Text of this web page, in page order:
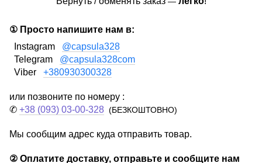
① Просто напишите нам в:
Instagram @capsula328
Telegram @capsula328com
Viber +380930300328
или позвоните по номеру :
✆ +38 (093) 03-00-328 (БЕЗКОШТОВНО)
Мы сообщим адрес куда отправить товар.
② Оплатите доставку, отправьте и сообщите нам